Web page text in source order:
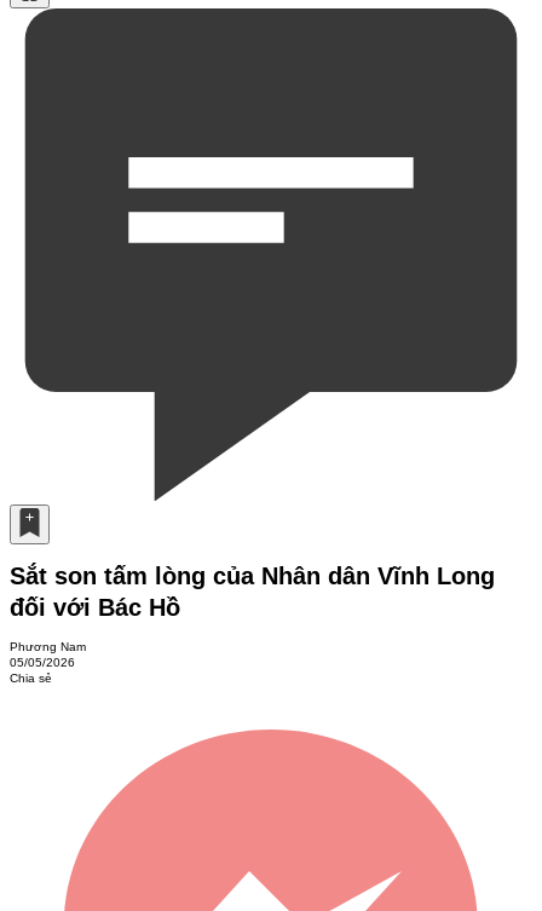
Sắt son tấm lòng của Nhân dân Vĩnh Long
đối với Bác Hồ
Phương Nam
05/05/2026
Chia sẻ